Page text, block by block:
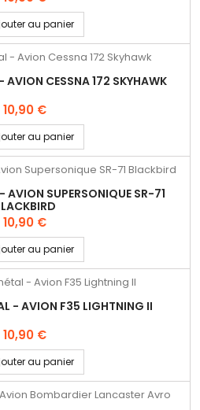
au panier
AVION CESSNA 172 SKYHAWK
10,90 €
au panier
AVION SUPERSONIQUE SR-71
10,90 €
au panier
- AVION F35 LIGHTNING II
10,90 €
au panier